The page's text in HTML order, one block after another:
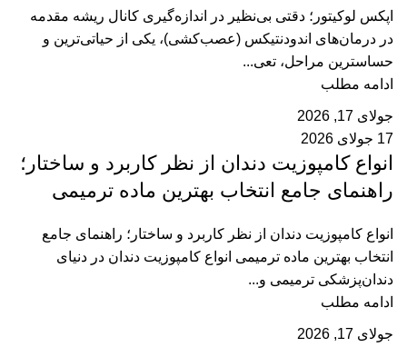
اپکس لوکیتور؛ دقتی بی‌نظیر در اندازه‌گیری کانال ریشه مقدمه
در درمان‌های اندودنتیکس (عصب‌کشی)، یکی از حیاتی‌ترین و
حساسترین مراحل، تعی...
ادامه مطلب
جولای 17, 2026
17 جولای 2026
انواع کامپوزیت دندان از نظر کاربرد و ساختار؛
راهنمای جامع انتخاب بهترین ماده ترمیمی
انواع کامپوزیت دندان از نظر کاربرد و ساختار؛ راهنمای جامع
انتخاب بهترین ماده ترمیمی انواع کامپوزیت دندان در دنیای
دندان‌پزشکی ترمیمی و...
ادامه مطلب
جولای 17, 2026